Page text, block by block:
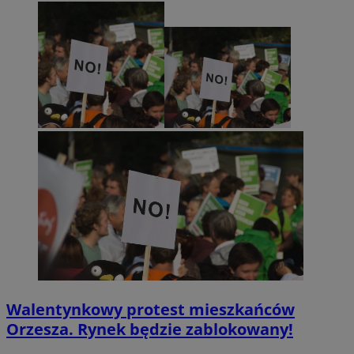
Walentynkowy protest mieszkańców
Orzesza. Rynek będzie zablokowany!
VISITOR_PRIVACY_METADATA
YouTube
.youtube.com
Google Privacy Policy